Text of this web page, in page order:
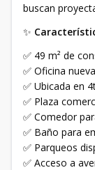
buscan
✨
✅ 49 m² de
✅ Oficina
✅ Ubicada en
✅ Plaza
✅ Comedor
✅ Baño para
✅ Parqueos
✅ Acceso a